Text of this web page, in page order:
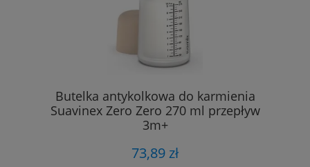
Butelka antykolkowa do karmienia
Suavinex Zero Zero 270 ml przepływ
3m+
73,89 zł